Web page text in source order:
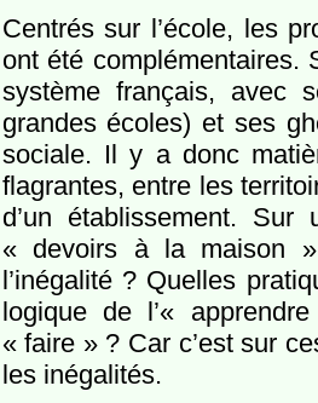
Centrés sur l’école, les
ont été complémentaires.
système français, avec
grandes écoles) et ses
sociale. Il y a donc
flagrantes, entre les
d’un établissement.
« devoirs à la maison
l’inégalité ? Quelles
logique de l’«
« faire » ? Car c’est sur
les inégalités.